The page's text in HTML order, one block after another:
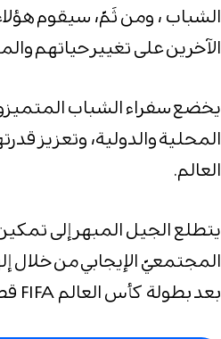
الشباب ، ومن ثَمّ، سيقوم
الآخرين على تغيير حياتهم
يخضع سفراء الشباب
المحلية والدولية، وتعزيز
العالم.
يتطلع الجيل المبهر إلى
المجتمعيّ الإيجابي من خلال
بعد بطولة كأس العالم FIFA قطر ٢٠٢٢™.